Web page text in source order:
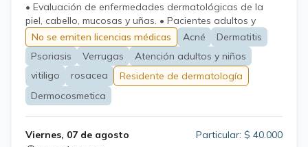
• Evaluación de enfermedades dermatológicas de la
piel, cabello, mucosas y uñas. • Pacientes adultos y
pediátricos. • Tratamiento integral basado en evidencia
No se emiten licencias médicas Acné
Dermatitis
Psoriasis
Verrugas
Atención adultos y niños
vitiligo
rosacea
Residente de dermatología
Dermocosmetica
Viernes, 07 de agosto Particular: $ 40.000